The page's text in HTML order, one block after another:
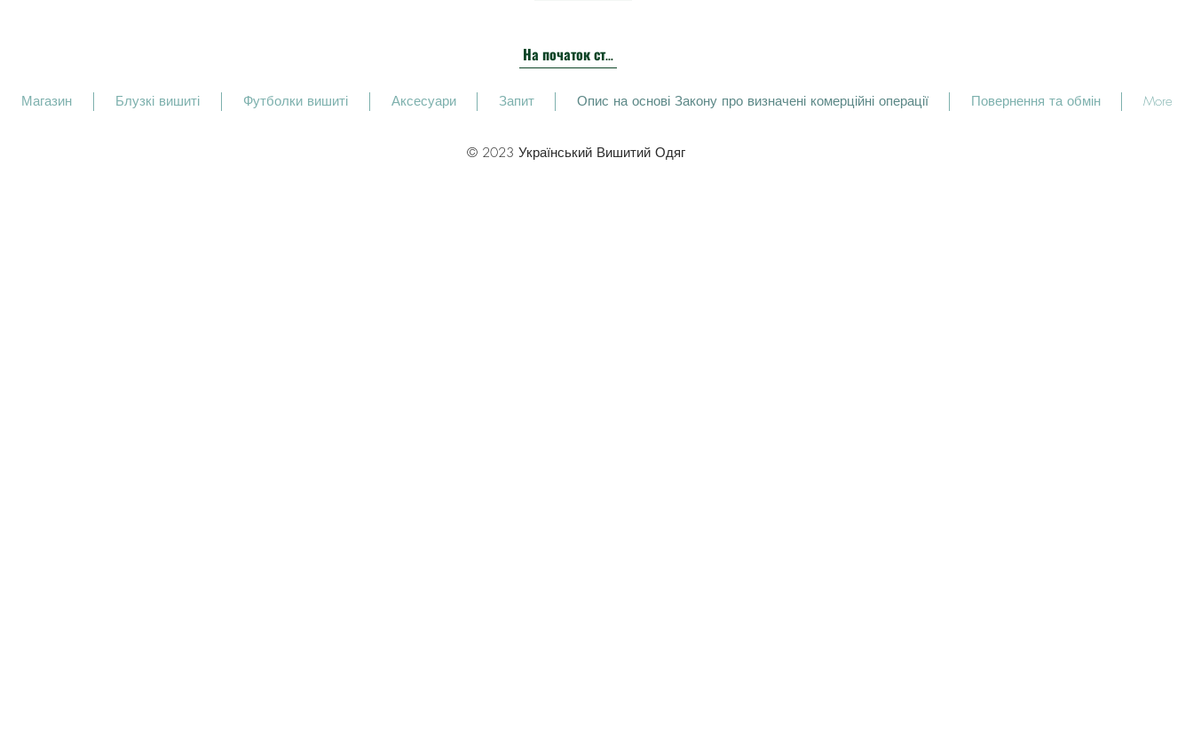
На початок сторінки
Магазин Блузкі вишиті Футболки вишиті Аксесуари Запит Опис на основі Закону про визначені комерційні операції Повернення та обмін More
© 2023 Український Вишитий Одяг